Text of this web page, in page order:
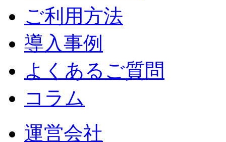
ご利用方法
導入事例
よくあるご質問
コラム
運営会社